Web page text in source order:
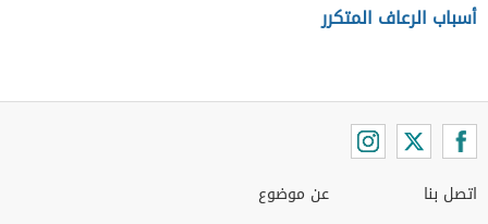
أسباب الرعاف المتكرر
اتصل بنا عن موضوع